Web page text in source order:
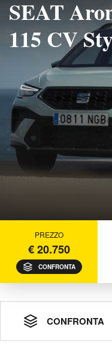
SEAT
115 CV
PREZZO
€ 20.750
CONFRONTA
CONFRONTA